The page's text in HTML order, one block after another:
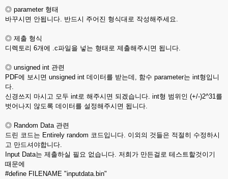
◎ parameter 형태
바꾸시면 안됩니다. 반드시 주어진 형식대로 작성해주세요.
◎ 제출 형식
디렉토리 6개에 .c파일을 넣는 형태로 제출해주시면 됩니다.
◎ unsigned int 관련
PDF에 보시면 unsigned int 데이터를 받는데, 함수 parameter는 int형입니
다.
신경쓰지 마시고 모두 int로 해주시면 되겠습니다. int형 범위인 (+/-)2^31를
벗어나지 않도록 데이터를 설정해주시면 됩니다.
◎ Random Data 관련
드린 코드는 Entirely random 코드입니다. 이외의 것들은 적절히 수정하시
고 만드셔야합니다.
Input Data는 제출하실 필요 없습니다. 저희가 만든걸로 테스트할것이기
때문에
#define FILENAME "inputdata.bin"